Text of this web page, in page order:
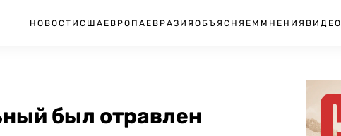
НОВОСТИ США ЕВРОПА ЕВРАЗИЯ ОБЪЯСНЯЕМ МНЕНИЯ ВИДЕО
был отравлен